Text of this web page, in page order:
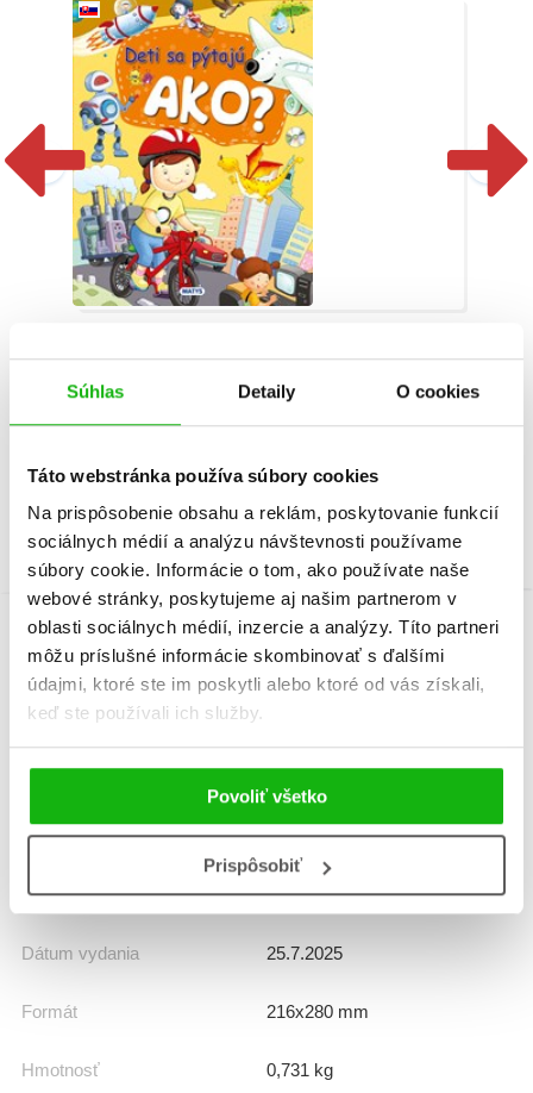
Súhlas Detaily O cookies
Táto webstránka používa súbory cookies
Na prispôsobenie obsahu a reklám, poskytovanie funkcií
sociálnych médií a analýzu návštevnosti používame
súbory cookie. Informácie o tom, ako používate naše
webové stránky, poskytujeme aj našim partnerom v
oblasti sociálnych médií, inzercie a analýzy. Títo partneri
môžu príslušné informácie skombinovať s ďalšími
údajmi, ktoré ste im poskytli alebo ktoré od vás získali,
keď ste používali ich služby.
Povoliť všetko
Prispôsobiť
Deti sa pýtajú AKO?
Christian Jeremies
Informácie
Žáner encyklopédia
168
Ukážka.pdf
Dátum vydania 25.7.2025
Formát 216x280 mm
Hmotnosť 0,731 kg